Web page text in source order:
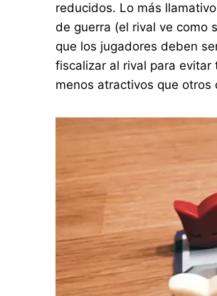
reducidos. Lo más
de guerra (el rival ve como
que los jugadores deben
fiscalizar al rival para
menos atractivos que otros